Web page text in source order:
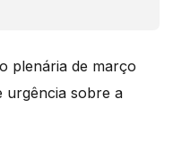
plenária de março
urgência sobre a